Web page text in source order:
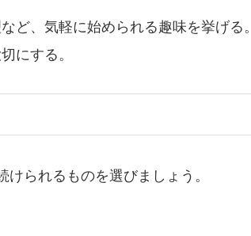
ど、気軽に始められる趣味を挙げる。
にする。
けられるものを選びましょう。